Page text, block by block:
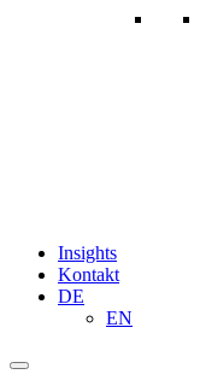
Insights
Kontakt
DE
EN